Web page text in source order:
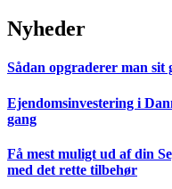
Nyheder
Sådan opgraderer man sit
Ejendomsinvestering i
gang
Få mest muligt ud af din
med det rette tilbehør